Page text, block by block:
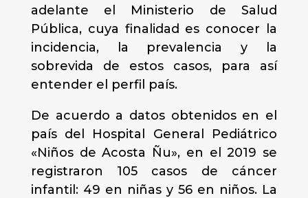
adelante el Ministerio de Salud
Pública, cuya finalidad es conocer la
incidencia, la prevalencia y la
sobrevida de estos casos, para así
entender el perfil país.
De acuerdo a datos obtenidos en el
país del Hospital General Pediátrico
«Niños de Acosta Ñu», en el 2019 se
registraron 105 casos de cáncer
infantil: 49 en niñas y 56 en niños. La